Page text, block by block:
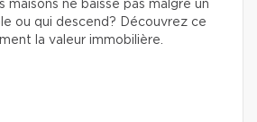
maisons ne baisse pas malgré un
ou qui descend? Découvrez ce
la valeur immobilière.